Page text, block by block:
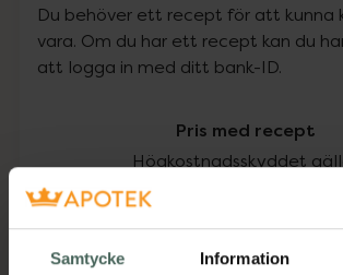
Samtycke Information
Du behöver ett recept för att kunna
vara. Om du har ett recept kan du
att logga in med ditt bank-ID.
Pris med recept
Högkostnadsskyddet
2062,05
I apotek:2062,05 kr